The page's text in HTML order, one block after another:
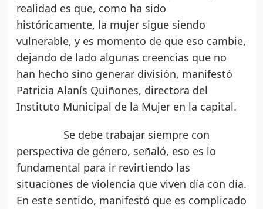
realidad es que, como ha sido
históricamente, la mujer sigue siendo
vulnerable, y es momento de que eso cambie,
dejando de lado algunas creencias que no
han hecho sino generar división, manifestó
Patricia Alanís Quiñones, directora del
Instituto Municipal de la Mujer en la capital.
Se debe trabajar siempre con
perspectiva de género, señaló, eso es lo
fundamental para ir revirtiendo las
situaciones de violencia que viven día con día.
En este sentido, manifestó que es complicado